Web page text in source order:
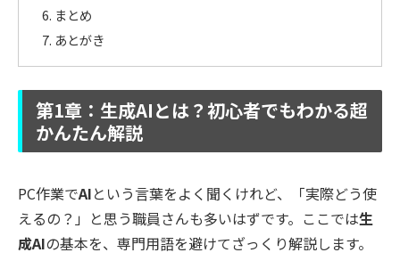
まとめ
あとがき
第1章：生成AIとは？初心者でもわかる超
かんたん解説
PC作業でAIという言葉をよく聞くけれど、「実際どう使
えるの？」と思う職員さんも多いはずです。ここでは生
成AIの基本を、専門用語を避けてざっくり解説します。